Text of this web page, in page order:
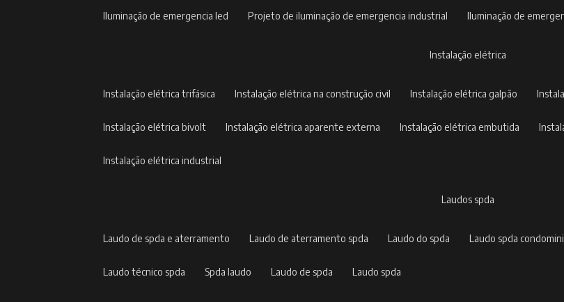
iluminação de emergencia led projeto de iluminação de emergencia industrial iluminação de
instalação elétrica
instalação elétrica trifásica instalação elétrica na construção civil instalação elétrica galpão
instalação elétrica bivolt instalação elétrica aparente externa instalação elétrica embutida
instalação elétrica industrial
laudos spda
laudo de spda e aterramento laudo de aterramento spda laudo do spda laudo spda
laudo técnico spda spda laudo laudo de spda laudo spda